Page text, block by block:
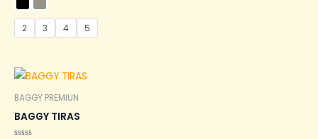
5
2 3 4 5
BAGGY PREMIUN
BAGGY TIRAS